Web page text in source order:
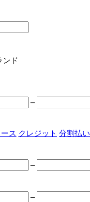
ンド
–
ース クレジット 分割払い
–
–